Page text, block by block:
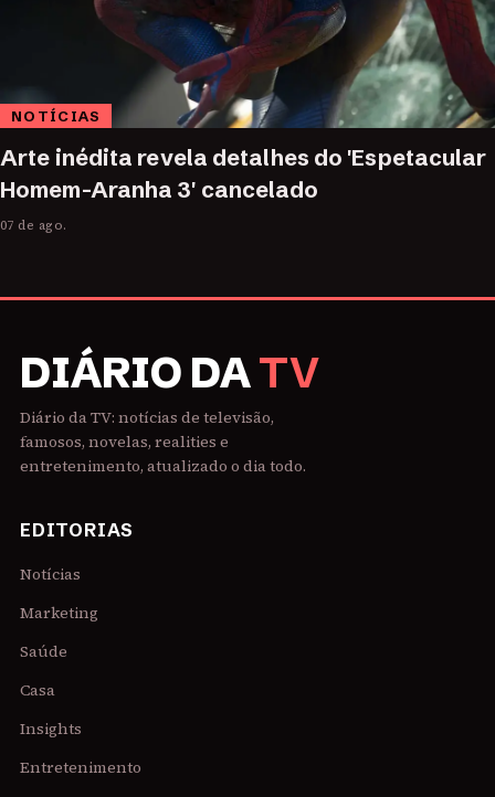
NOTÍCIAS
Arte inédita revela detalhes do 'Espetacular
Homem-Aranha 3' cancelado
07 de ago.
DIÁRIO DATV
Diário da TV: notícias de televisão,
famosos, novelas, realities e
entretenimento, atualizado o dia todo.
EDITORIAS
Notícias
Marketing
Saúde
Casa
Insights
Entretenimento